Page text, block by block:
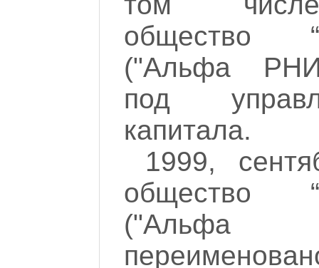
общество
("Альфа
под
капитала.
1999,
общество